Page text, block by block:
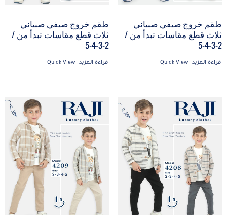
طقم خروج صيفي صبياني
ثلاث قطع مقاسات تبدأ من /
2-3-4-5
قراءة المزيد Quick View
طقم خروج صيفي صبياني
ثلاث قطع مقاسات تبدأ من /
2-3-4-5
قراءة المزيد Quick View